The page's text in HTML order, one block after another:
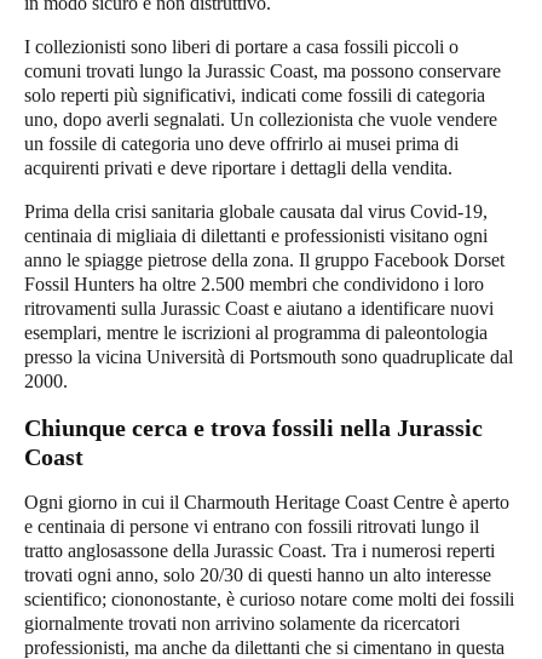
I collezionisti sono liberi di portare a casa fossili piccoli o
comuni trovati lungo la Jurassic Coast, ma possono conservare
solo reperti più significativi, indicati come fossili di categoria
uno, dopo averli segnalati. Un collezionista che vuole vendere
un fossile di categoria uno deve offrirlo ai musei prima di
acquirenti privati e deve riportare i dettagli della vendita.
Prima della crisi sanitaria globale causata dal virus Covid-19,
centinaia di migliaia di dilettanti e professionisti visitano ogni
anno le spiagge pietrose della zona. Il gruppo Facebook Dorset
Fossil Hunters ha oltre 2.500 membri che condividono i loro
ritrovamenti sulla Jurassic Coast e aiutano a identificare nuovi
esemplari, mentre le iscrizioni al programma di paleontologia
presso la vicina Università di Portsmouth sono quadruplicate dal
2000.
Chiunque cerca e trova fossili nella Jurassic
Coast
Ogni giorno in cui il Charmouth Heritage Coast Centre è aperto
e centinaia di persone vi entrano con fossili ritrovati lungo il
tratto anglosassone della Jurassic Coast. Tra i numerosi reperti
trovati ogni anno, solo 20/30 di questi hanno un alto interesse
scientifico; ciononostante, è curioso notare come molti dei fossili
giornalmente trovati non arrivino solamente da ricercatori
professionisti, ma anche da dilettanti che si cimentano in questa